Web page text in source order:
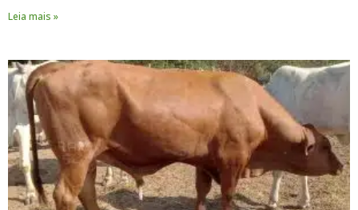
Leia mais »